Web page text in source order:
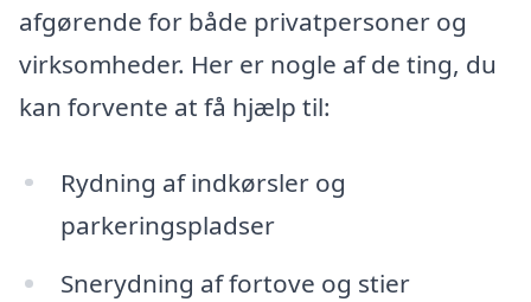
afgørende for både privatpersoner og
virksomheder. Her er nogle af de ting, du
kan forvente at få hjælp til:
Rydning af indkørsler og
parkeringspladser
Snerydning af fortove og stier